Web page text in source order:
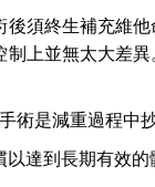
須終生補充維
上並無太大差
術是減重過程中
達到長期有效的